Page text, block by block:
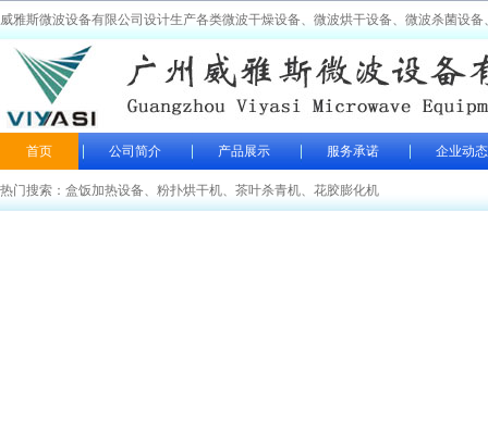
威雅斯微波设备有限公司设计生产各类微波干燥设备、微波烘干设备、微波杀菌设
首页 公司简介 产品展示 服务承诺 企业动态
热门搜索： 盒饭加热设备、 粉扑烘干机、 茶叶杀青机、 花胶膨化机